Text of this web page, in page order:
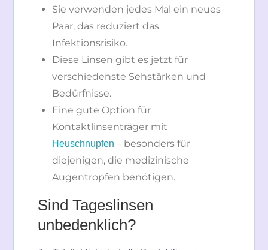
Sie verwenden jedes Mal ein neues
Paar, das reduziert das
Infektionsrisiko.
Diese Linsen gibt es jetzt für
verschiedenste Sehstärken und
Bedürfnisse.
Eine gute Option für
Kontaktlinsenträger mit
Heuschnupfen – besonders für
diejenigen, die medizinische
Augentropfen benötigen.
Sind Tageslinsen
unbedenklich?